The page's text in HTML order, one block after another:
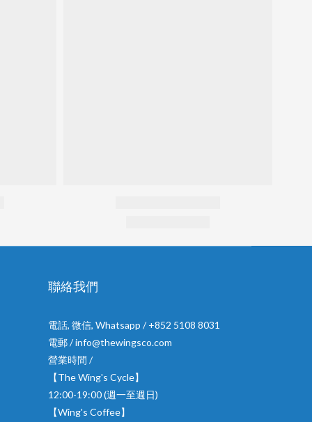
聯絡我們
電話, 微信, Whatsapp / +852 5108 8031
電郵 / info@thewingsco.com
營業時間 /
【The Wing's Cycle】
12:00-19:00 (週一至週日)
【Wing's Coffee】